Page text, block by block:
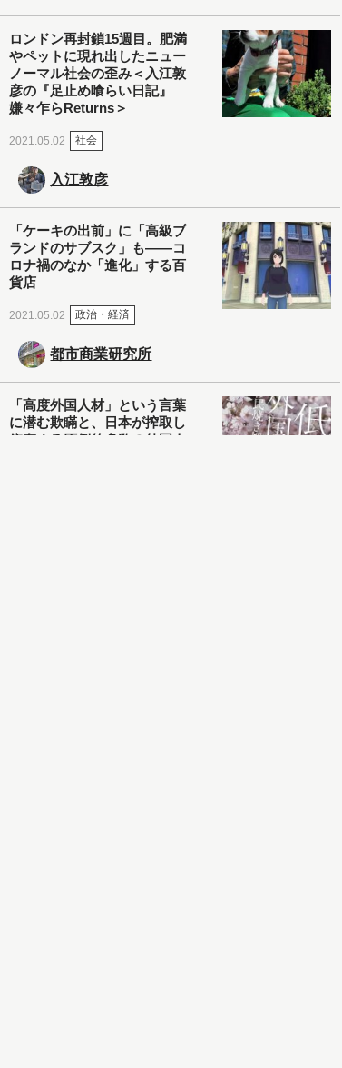
ロンドン再封鎖15週目。肥満
やペットに現れ出したニュー
ノーマル社会の歪み＜入江敦
彦の『足止め喰らい日記』
嫌々乍らReturns＞
2021.05.02 社会
入江敦彦
「ケーキの出前」に「高級ブ
ランドのサブスク」も――コ
ロナ禍のなか「進化」する百
貨店
2021.05.02 政治・経済
都市商業研究所
「高度外国人材」という言葉
に潜む欺瞞と、日本が搾取し
依存する圧倒的多数の外国人